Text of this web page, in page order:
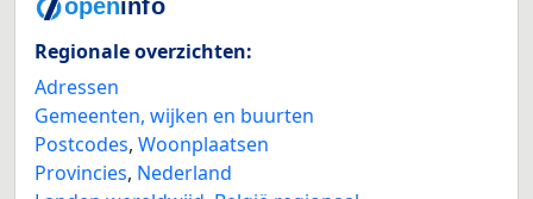
Regionale overzichten:
Adressen
Gemeenten, wijken en buurten
Postcodes, Woonplaatsen
Provincies, Nederland